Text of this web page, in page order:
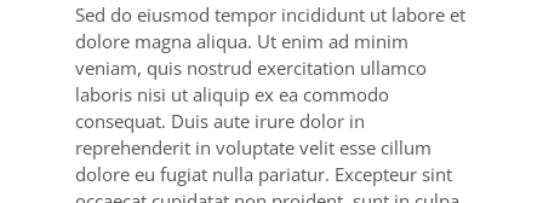
Sed do eiusmod tempor incididunt ut labore et
dolore magna aliqua. Ut enim ad minim
veniam, quis nostrud exercitation ullamco
laboris nisi ut aliquip ex ea commodo
consequat. Duis aute irure dolor in
reprehenderit in voluptate velit esse cillum
dolore eu fugiat nulla pariatur. Excepteur sint